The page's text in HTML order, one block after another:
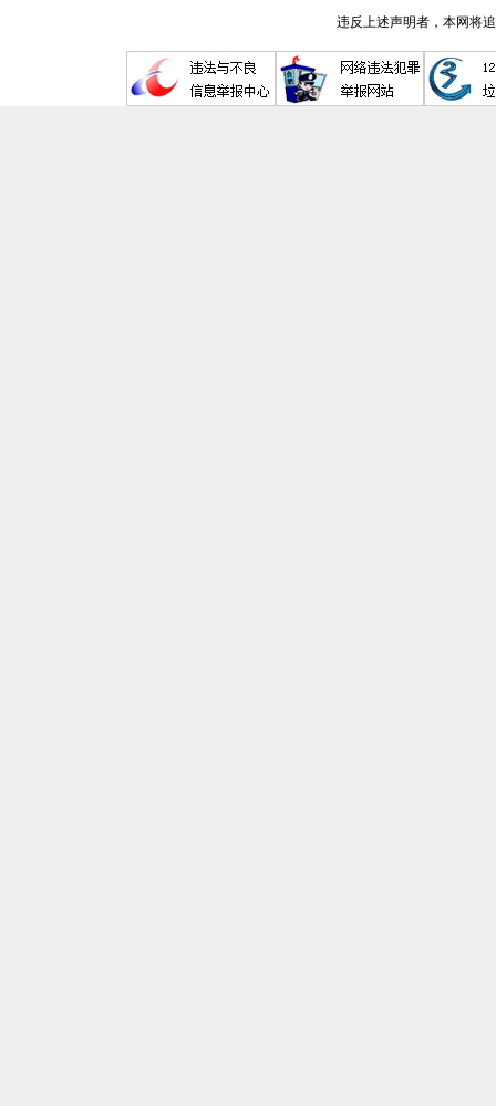
据了解，进退洪闸枢纽建筑物施
违反上述声明者，本网将